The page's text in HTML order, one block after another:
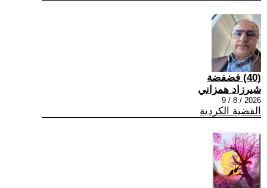
(40) فضفضة
شيرزاد همزاني
2026 / 8 / 9
القضية الكردية